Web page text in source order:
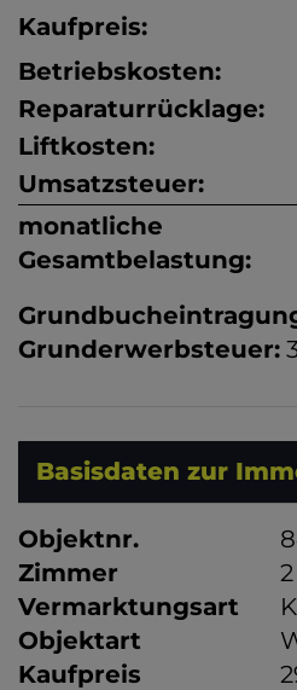
Kaufpreis:
Betriebskosten:
Reparaturrücklage:
Liftkosten:
Umsatzsteuer:
monatliche
Gesamtbelastung:
Grunderwerbsteuer:
Basisdaten zur
Objektnr.
Zimmer
2
Vermarktungsart
Objektart
Kaufpreis